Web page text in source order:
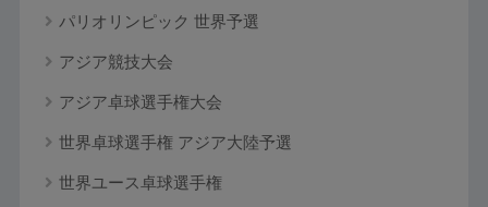
パリオリンピック 世界予選
アジア競技大会
アジア卓球選手権大会
世界卓球選手権 アジア大陸予選
世界ユース卓球選手権